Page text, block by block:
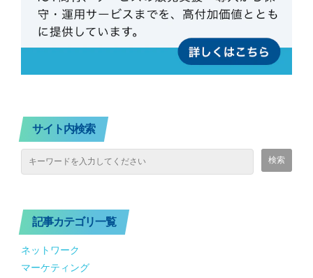
サイト内検索
記事カテゴリ一覧
ネットワーク
マーケティング